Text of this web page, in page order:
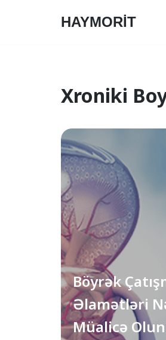
HAYMORİT
Xroniki
Böyrək
Əlamətləri
Müalicə